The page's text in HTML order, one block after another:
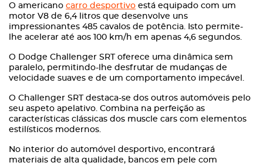
O americano carro desportivo está equipado com um
motor V8 de 6,4 litros que desenvolve uns
impressionantes 485 cavalos de potência. Isto permite-
lhe acelerar até aos 100 km/h em apenas 4,6 segundos.
O Dodge Challenger SRT oferece uma dinâmica sem
paralelo, permitindo-lhe desfrutar de mudanças de
velocidade suaves e de um comportamento impecável.
O Challenger SRT destaca-se dos outros automóveis pelo
seu aspeto apelativo. Combina na perfeição as
características clássicas dos muscle cars com elementos
estilísticos modernos.
No interior do automóvel desportivo, encontrará
materiais de alta qualidade, bancos em pele com